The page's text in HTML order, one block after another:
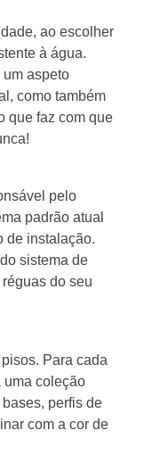
ao escolher
à água.
aspeto
como também
que faz com que
pelo
padrão atual
de instalação.
sistema de
do seu
Para cada
uma coleção
perfis de
com a cor de